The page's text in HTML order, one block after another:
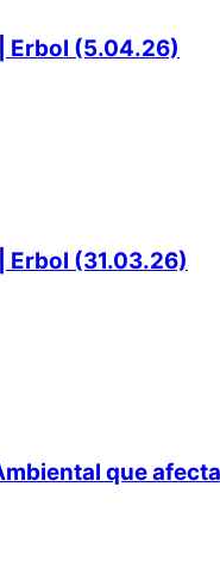
Erbol (5.04.26)
(31.03.26)
que